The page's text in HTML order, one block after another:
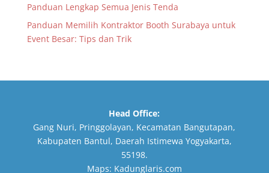
Panduan Lengkap Semua Jenis Tenda
Panduan Memilih Kontraktor Booth Surabaya untuk
Event Besar: Tips dan Trik
Head Office:
Gang Nuri, Pringgolayan, Kecamatan Bangutapan,
Kabupaten Bantul, Daerah Istimewa Yogyakarta,
55198.
Maps: Kadunglaris.com